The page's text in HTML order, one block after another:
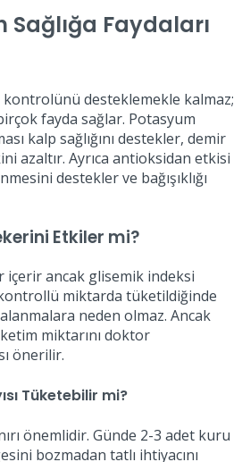
Sağlığa Faydaları
kontrolünü desteklemekle kalmaz;
fayda sağlar. Potasyum
kalp sağlığını destekler, demir
azaltır. Ayrıca antioksidan etkisi
destekler ve bağışıklığı
Etkiler mi?
içerir ancak glisemik indeksi
miktarda tüketildiğinde
neden olmaz. Ancak
miktarını doktor
önerilir.
Tüketebilir mi?
önemlidir. Günde 2-3 adet kuru
bozmadan tatlı ihtiyacını